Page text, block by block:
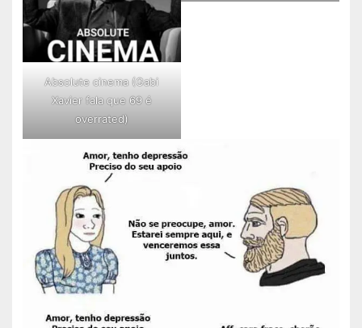
Absolute cinema (Gabi
Xavier fala que 69 é
overrated)